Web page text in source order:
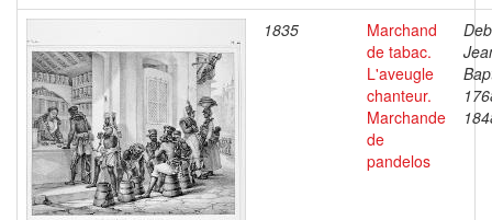
1835
Marchand
de tabac.
L'aveugle
chanteur.
Marchande
de
pandelos